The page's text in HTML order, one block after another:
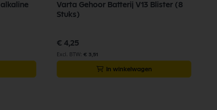
Varta Gehoor Batterij V13 Blister (8
Stuks)
€ 4,25
€ 3,51
In winkelwagen